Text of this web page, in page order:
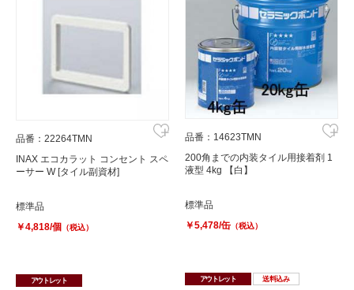
品番：22264TMN
INAX エコカラット コンセント スペ
ーサー W [タイル副資材]
標準品
￥4,818/個 （税込）
アウトレット
品番：14623TMN
200角までの内装タイル用接着剤 1
液型 4kg 【白】
標準品
￥5,478/缶 （税込）
アウトレット 送料込み